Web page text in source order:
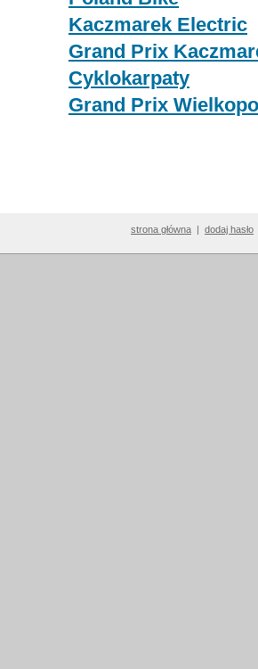
Kaczmarek Electric
Grand Prix
Cyklokarpaty
Grand Prix
strona główna | dodaj hasło